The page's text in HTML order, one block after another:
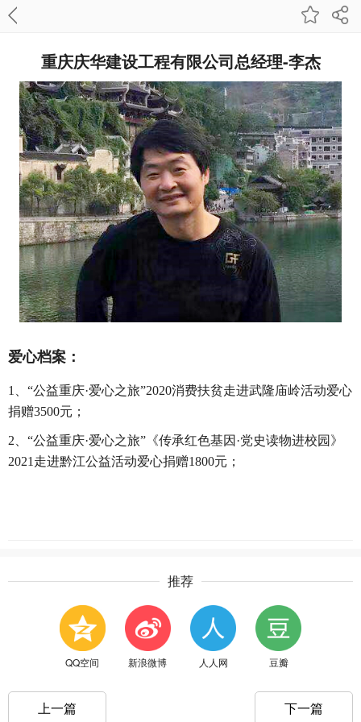
重庆庆华建设工程有限公司总经理-李杰
爱心档案：
1
“公益重庆·爱心之旅”2020消费扶贫走进武隆庙岭活动爱心
捐赠3500元；
2 、“公益重庆·爱心之旅”《传承红色基因·党史读物进校园》
2021走进黔江公益活动爱心捐赠1800元；
推荐
QQ空间 新浪微博 人人网 豆瓣
上一篇 下一篇